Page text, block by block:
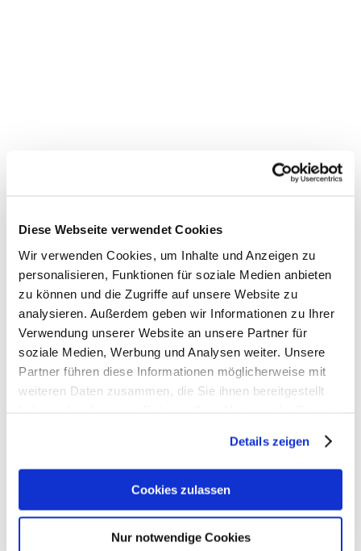
Diese Webseite verwendet Cookies
Wir verwenden Cookies, um Inhalte und Anzeigen zu
personalisieren, Funktionen für soziale Medien anbieten
zu können und die Zugriffe auf unsere Website zu
analysieren. Außerdem geben wir Informationen zu Ihrer
Verwendung unserer Website an unsere Partner für
soziale Medien, Werbung und Analysen weiter. Unsere
Partner führen diese Informationen möglicherweise mit
weiteren Daten zusammen, die Sie ihnen bereitgestellt
Details zeigen
Cookies zulassen
Nur notwendige Cookies